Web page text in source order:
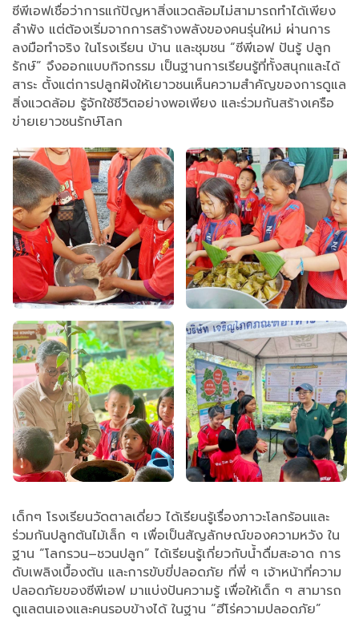
ซีพีเอฟเชื่อว่าการแก้ปัญหาสิ่งแวดล้อมไม่สามารถทำได้เพียง
ลำพัง แต่ต้องเริ่มจากการสร้างพลังของคนรุ่นใหม่ ผ่านการ
ลงมือทำจริง ในโรงเรียน บ้าน และชุมชน “ซีพีเอฟ ปันรู้ ปลูก
รักษ์” จึงออกแบบกิจกรรม เป็นฐานการเรียนรู้ที่ทั้งสนุกและได้
สาระ ตั้งแต่การปลูกฝังให้เยาวชนเห็นความสำคัญของการดูแล
สิ่งแวดล้อม รู้จักใช้ชีวิตอย่างพอเพียง และร่วมกันสร้างเครือ
ข่ายเยาวชนรักษ์โลก
เด็กๆ โรงเรียนวัดตาลเดี่ยว ได้เรียนรู้เรื่องภาวะโลกร้อนและ
ร่วมกันปลูกต้นไม้เล็ก ๆ เพื่อเป็นสัญลักษณ์ของความหวัง ใน
ฐาน “โลกรวน–ชวนปลูก” ได้เรียนรู้เกี่ยวกับน้ำดื่มสะอาด การ
ดับเพลิงเบื้องต้น และการขับขี่ปลอดภัย ที่พี่ ๆ เจ้าหน้าที่ความ
ปลอดภัยของซีพีเอฟ มาแบ่งปันความรู้ เพื่อให้เด็ก ๆ สามารถ
ดูแลตนเองและคนรอบข้างได้ ในฐาน “ฮีโร่ความปลอดภัย”